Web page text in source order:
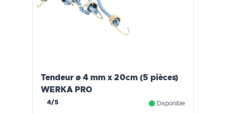
Tendeur ø 4 mm x 20cm (5 pièces)
WERKA PRO
4/5 Disponible